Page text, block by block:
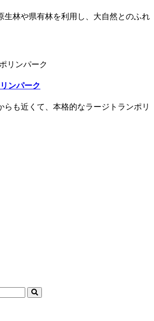
生林や県有林を利用し、大自然とのふれ
ンパーク
らも近くて、本格的なラージトランポリ